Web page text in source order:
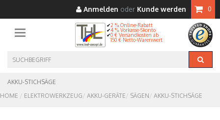
Anmelden oder Kunde werden 0
Toggle navigation
2 % Online-Rabatt
4 % Vorkasse-Skonto
0 € Versandkosten ab
150 € Netto-Warenwert
AKKU-STICHSÄGE
HOME
ELEKTROWERKZEUG AKKU-GERÄTE SÄGEN AKKU-STICHSÄGE